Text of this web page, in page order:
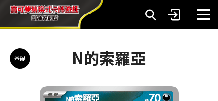
基礎 N的索羅亞